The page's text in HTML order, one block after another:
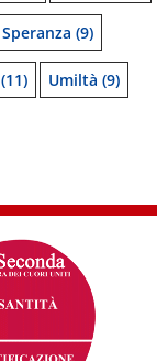
Speranza (9)
(11) Umiltà (9)